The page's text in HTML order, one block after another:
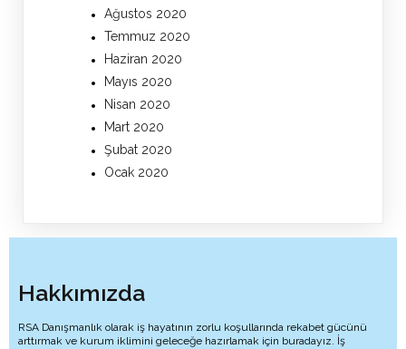
Ağustos 2020
Temmuz 2020
Haziran 2020
Mayıs 2020
Nisan 2020
Mart 2020
Şubat 2020
Ocak 2020
Hakkımızda
RSA Danışmanlık olarak iş hayatının zorlu koşullarında rekabet gücünü
arttırmak ve kurum iklimini geleceğe hazırlamak için buradayız. İş